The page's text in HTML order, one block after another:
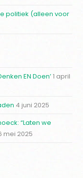
politiek (alleen voor
EN Doen’1 april
4 juni 2025
“Laten we
mei 2025